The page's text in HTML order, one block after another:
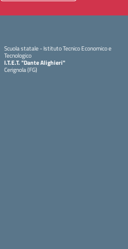
Scuola statale - Istituto Tecnico Economico e
Tecnologico
I.T.E.T. "Dante Alighieri"
Cerignola (FG)
— Visita la pagina iniziale della scuola